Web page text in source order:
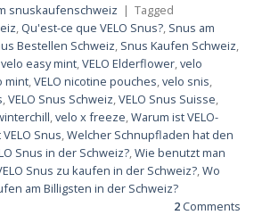
snuskaufenschweiz | Tagged
, Qu'est-ce que VELO Snus?, Snus am
Bestellen Schweiz, Snus Kaufen Schweiz,
velo easy mint,VELO Elderflower,velo
mint,VELO nicotine pouches,velo snis,
,VELO Snus Schweiz,VELO Snus Suisse,
,velo x freeze,Warum ist VELO-
Snus,Welcher Schnupfladen hat den
Snus in der Schweiz?,Wie benutzt man
Snus zu kaufen in der Schweiz?,Wo
am Billigsten in der Schweiz?
2 Comments